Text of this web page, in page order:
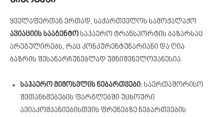
ყველაფერთან ერთად, საქართველოს სამოქალაქო
ავიაციის სააგენტო საჰაერო ტრანსპორტის ბაზარსაც
არეგულირებს, რაც კონკურენტუნარიანი და ღია
ბაზრის შესანარჩუნებლად უმნიშვნელოვანესია.
საჰაერო მიმოსვლის ნებართვები: საერთაშორისო
შეთანხმებების ფარგლებში უცხოური
ავიაკომპანიებისთვის ფრენებზე ნებართვების